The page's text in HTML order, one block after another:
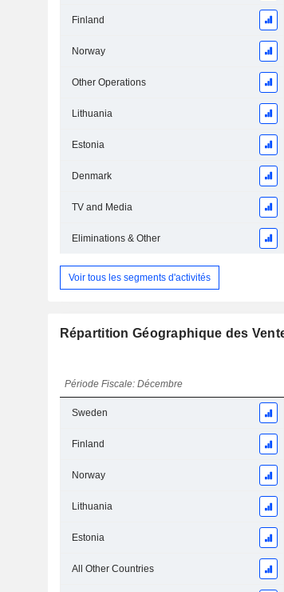
Finland
Norway
Other Operations
Lithuania
Estonia
Denmark
TV and Media
Eliminations & Other
Voir tous les segments d'activités
Répartition Géographique des
Période Fiscale: Décembre
Sweden
Finland
Norway
Lithuania
Estonia
All Other Countries